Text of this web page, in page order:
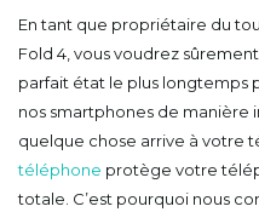
En tant que propriétaire du
Fold 4, vous voudrez
parfait état le plus longtemps
nos smartphones de manière
quelque chose arrive à votre
téléphone protège votre
totale. C’est pourquoi nous